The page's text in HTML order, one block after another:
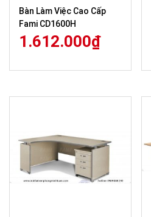
Bàn Làm Việc Cao Cấp
Fami CD1600H
1.612.000₫